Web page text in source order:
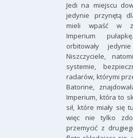
Jedi na miejscu
jedynie przynętą
mieli wpaść w
Imperium
orbitowały
Niszczyciele,
systemie,
radarów, którymi
Batorine,
Imperium, która to
sił, które miały się
więc nie tylko
przemycić z